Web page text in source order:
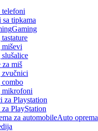
telefoni
tipkama
Gaming
za miš
zvučnici
combo
mikrofoni
za Playstation
PlayStation
Auto oprema